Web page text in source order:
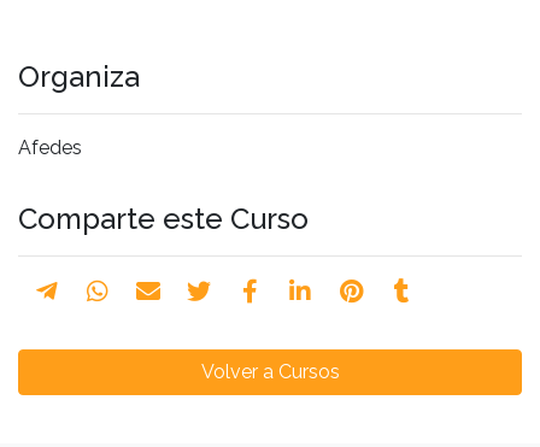
Organiza
Afedes
Comparte este Curso
Volver a Cursos